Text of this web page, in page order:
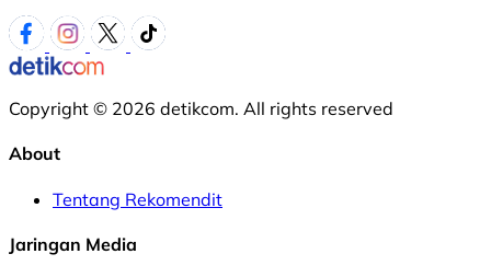
Copyright © 2026 detikcom. All rights reserved
About
Tentang Rekomendit
Jaringan Media